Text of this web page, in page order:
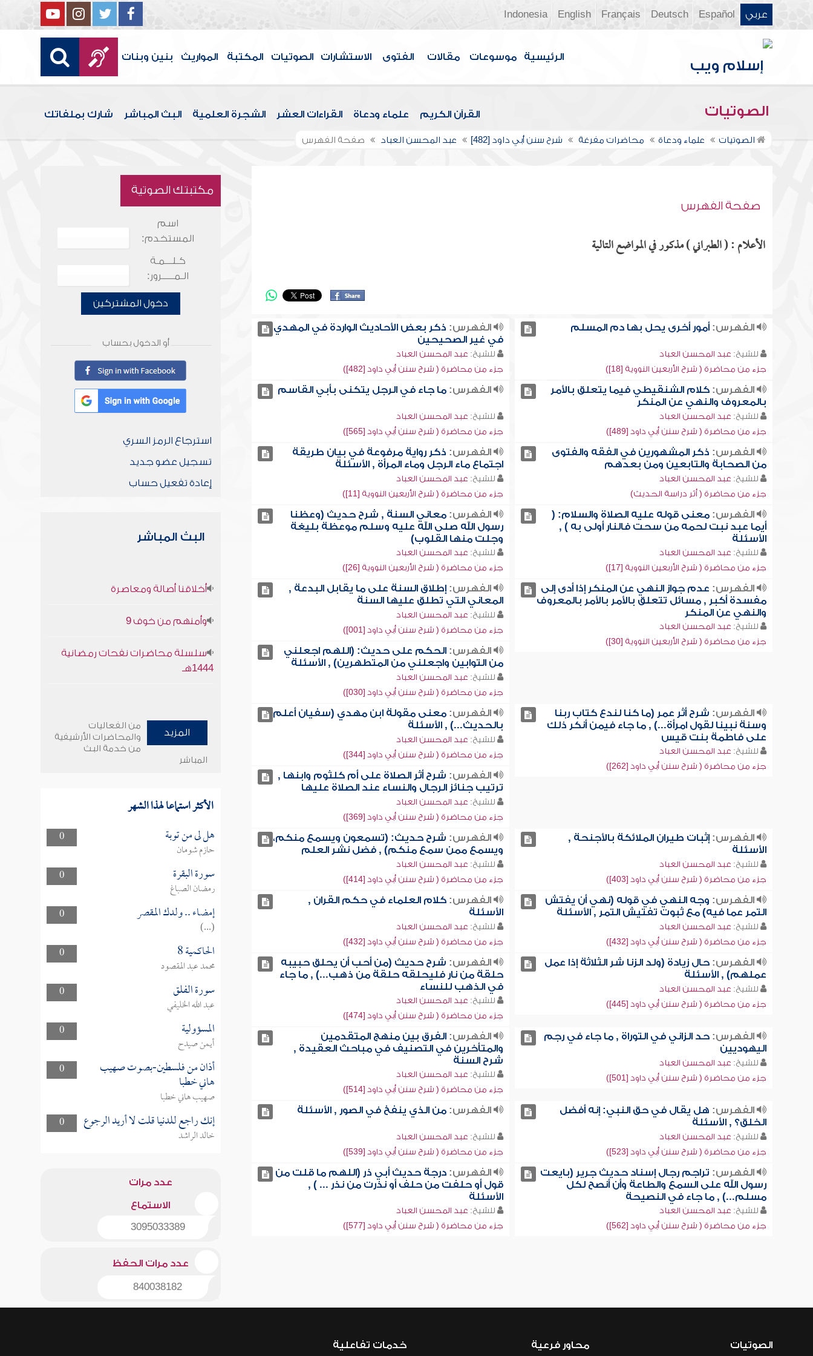
عربي Español
Deutsch
Français
English
Indonesia
الرئيسية موسوعات مقالات الفتوى الاستشارات الصوتيات المكتبة المواريث بنين وبنات
الصوتيات القرآن الكريم علماء ودعاة القراءات العشر الشجرة العلمية البث المباشر شارك بملفاتك
الصوتيات علماء ودعاة محاضرات مفرغة شرح سنن أبي داود [482] عبد المحسن العباد صفحة الفهرس
صفحة الفهرس
الأعلام : ( الطبراني ) مذكور في المواضع التالية
الفهرس:أمور أخرى يحل بها دم المسلم
للشيخ: عبد المحسن العباد
جزء من محاضرة ( شرح الأربعين النووية [18])
الفهرس: ذكر بعض الأحاديث الواردة في المهدي
في غير الصحيحين
للشيخ: عبد المحسن العباد
جزء من محاضرة ( شرح سنن أبي داود [482])
الفهرس:كلام الشنقيطي فيما يتعلق بالأمر
بالمعروف والنهي عن المنكر
للشيخ: عبد المحسن العباد
جزء من محاضرة ( شرح سنن أبي داود [489])
الفهرس: ما جاء في الرجل يتكنى بأبي القاسم
للشيخ: عبد المحسن العباد
جزء من محاضرة ( شرح سنن أبي داود [565])
الفهرس: ذكر المشهورين في الفقه والفتوى
من الصحابة والتابعين ومن بعدهم
للشيخ: عبد المحسن العباد
جزء من محاضرة ( أثر دراسة الحديث)
الفهرس: ذكر رواية مرفوعة في بيان طريقة
اجتماع ماء الرجل وماء المرأة , الأسئلة
للشيخ: عبد المحسن العباد
جزء من محاضرة ( شرح الأربعين النووية [11])
الفهرس:معنى قوله عليه الصلاة والسلام: (
أيما عبد نبت لحمه من سحت فالنار أولى به ) ,
الأسئلة
للشيخ: عبد المحسن العباد
جزء من محاضرة ( شرح الأربعين النووية [17])
الفهرس: معاني السنة , شرح حديث (وعظنا
رسول الله صلى الله عليه وسلم موعظة بليغة
وجلت منها القلوب)
للشيخ: عبد المحسن العباد
جزء من محاضرة ( شرح الأربعين النووية [26])
الفهرس: عدم جواز النهي عن المنكر إذا أدى إلى
مفسدة أكبر , مسائل تتعلق بالأمر بالأمر بالمعروف
والنهي عن المنكر
للشيخ: عبد المحسن العباد
جزء من محاضرة ( شرح الأربعين النووية [30])
الفهرس: إطلاق السنة على ما يقابل البدعة ,
المعاني التي تطلق عليها السنة
للشيخ: عبد المحسن العباد
جزء من محاضرة ( شرح سنن أبي داود [001])
الفهرس: الحكم على حديث: (اللهم اجعلني
من التوابين واجعلني من المتطهرين) , الأسئلة
للشيخ: عبد المحسن العباد
جزء من محاضرة ( شرح سنن أبي داود [030])
الفهرس: شرح أثر عمر (ما كنا لندع كتاب ربنا
وسنة نبينا لقول امرأة...) , ما جاء فيمن أنكر ذلك
على فاطمة بنت قيس
للشيخ: عبد المحسن العباد
جزء من محاضرة ( شرح سنن أبي داود [262])
الفهرس: معنى مقولة ابن مهدي (سفيان أعلم
بالحديث...) , الأسئلة
للشيخ: عبد المحسن العباد
جزء من محاضرة ( شرح سنن أبي داود [344])
الفهرس: شرح أثر الصلاة على أم كلثوم وابنها ,
ترتيب جنائز الرجال والنساء عند الصلاة عليها
للشيخ: عبد المحسن العباد
جزء من محاضرة ( شرح سنن أبي داود [369])
الفهرس:إثبات طيران الملائكة بالأجنحة ,
الأسئلة
للشيخ: عبد المحسن العباد
جزء من محاضرة ( شرح سنن أبي داود [403])
الفهرس: شرح حديث: (تسمعون ويسمع منكم،
ويسمع ممن سمع منكم) , فضل نشر العلم
للشيخ: عبد المحسن العباد
جزء من محاضرة ( شرح سنن أبي داود [414])
الفهرس: وجه النهي في قوله (نهي أن يفتش
التمر عما فيه) مع ثبوت تفتيش التمر , الأسئلة
للشيخ: عبد المحسن العباد
جزء من محاضرة ( شرح سنن أبي داود [432])
الفهرس: كلام العلماء في حكم القران ,
الأسئلة
للشيخ: عبد المحسن العباد
جزء من محاضرة ( شرح سنن أبي داود [432])
الفهرس:حال زيادة (ولد الزنا شر الثلاثة إذا عمل
عملهم) , الأسئلة
للشيخ: عبد المحسن العباد
جزء من محاضرة ( شرح سنن أبي داود [445])
الفهرس: شرح حديث (من أحب أن يحلق حبيبه
حلقة من نار فليحلقه حلقة من ذهب...) , ما جاء
في الذهب للنساء
للشيخ: عبد المحسن العباد
جزء من محاضرة ( شرح سنن أبي داود [474])
الفهرس:حد الزاني في التوراة , ما جاء في رجم
اليهوديين
للشيخ: عبد المحسن العباد
جزء من محاضرة ( شرح سنن أبي داود [501])
الفهرس: الفرق بين منهج المتقدمين
والمتأخرين في التصنيف في مباحث العقيدة ,
شرح السنة
للشيخ: عبد المحسن العباد
جزء من محاضرة ( شرح سنن أبي داود [514])
الفهرس: هل يقال في حق النبي: إنه أفضل
الخلق؟ , الأسئلة
للشيخ: عبد المحسن العباد
جزء من محاضرة ( شرح سنن أبي داود [523])
الفهرس: من الذي ينفخ في الصور , الأسئلة
للشيخ: عبد المحسن العباد
جزء من محاضرة ( شرح سنن أبي داود [539])
الفهرس: تراجم رجال إسناد حديث جرير (بايعت
رسول الله على السمع والطاعة وأن أنصح لكل
مسلم...) , ما جاء في النصيحة
للشيخ: عبد المحسن العباد
جزء من محاضرة ( شرح سنن أبي داود [562])
الفهرس: درجة حديث أبي ذر (اللهم ما قلت من
قول أو حلفت من حلف أو نذرت من نذر ... ) ,
الأسئلة
للشيخ: عبد المحسن العباد
جزء من محاضرة ( شرح سنن أبي داود [577])
مكتبتك الصوتية
اسم
المستخدم:
كـلـــمـة
الـمـــــرور:
دخول المشتركين
أو الدخول بحساب
استرجاع الرمز السري
تسجيل عضو جديد
إعادة تفعيل حساب
البث المباشر
أخلاقنا أصالة ومعاصرة
وأمنهم من خوف 9
سلسلة محاضرات نفحات رمضانية
1444هـ
المزيد
من الفعاليات
والمحاضرات الأرشيفية
من خدمة البث
المباشر
الأكثر استماعا لهذا الشهر
0 هل لى من توبة
حازم شومان
0
سورة البقرة
رمضان الصباغ
0
إمضاء .. ولدك المقصر
(...)
0
الحاكمية 8
محمد عبد المقصود
0
سورة الفلق
عبد الله الخليفي
0
المسؤولية
أيمن صيدح
0
أذان من فلسطين-بصوت صهيب
هاني خطبا
صهيب هاني خطبا
0
إنك راجع للدنيا قلت لا أريد الرجوع
خالد الراشد
عدد مرات
الاستماع
3095033389
عدد مرات الحفظ
840038182
الصوتيات محاور فرعية خدمات تفاعلية